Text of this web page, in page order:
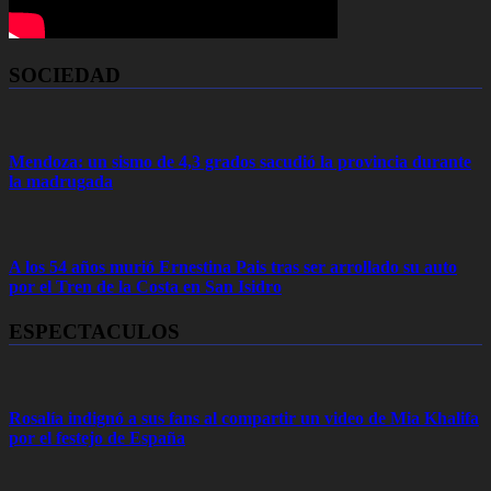
SOCIEDAD
Mendoza: un sismo de 4,3 grados sacudió la provincia durante
la madrugada
A los 54 años murió Ernestina Pais tras ser arrollado su auto
por el Tren de la Costa en San Isidro
ESPECTACULOS
Rosalía indignó a sus fans al compartir un video de Mia Khalifa
por el festejo de España